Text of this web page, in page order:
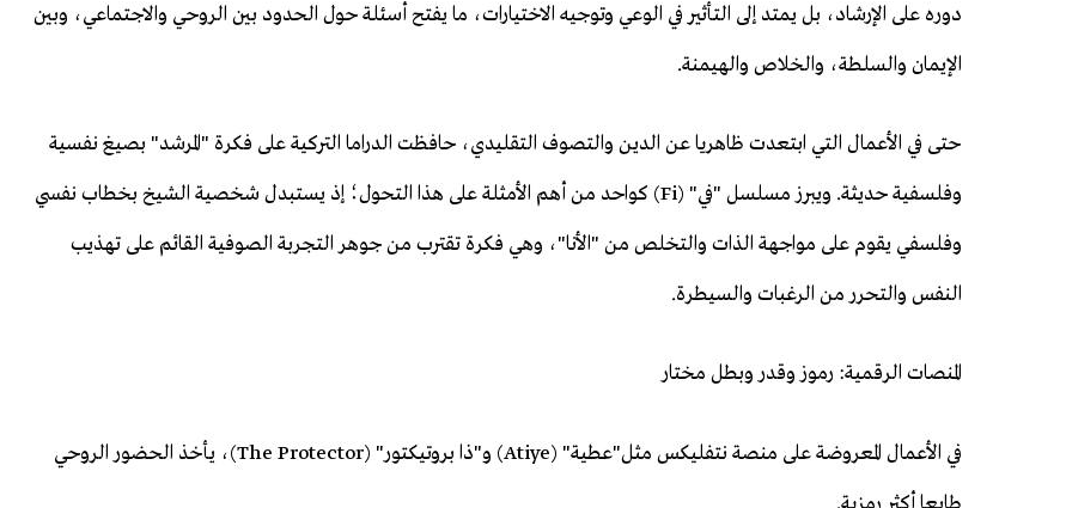
دوره على الإرشاد، بل يمتد إلى التأثير في الوعي وتوجيه الاختيارات، ما يفتح أسئلة حول الحدود بين الروحي والاجتماعي، وبين
الإيمان والسلطة، والخلاص والهيمنة.
حتى في الأعمال التي ابتعدت ظاهريا عن الدين والتصوف التقليدي، حافظت الدراما التركية على فكرة "المرشد" بصيغ نفسية
وفلسفية حديثة. ويبرز مسلسل "في" (Fi) كواحد من أهم الأمثلة على هذا التحول؛ إذ يستبدل شخصية الشيخ بخطاب نفسي
وفلسفي يقوم على مواجهة الذات والتخلص من "الأنا"، وهي فكرة تقترب من جوهر التجربة الصوفية القائم على تهذيب
النفس والتحرر من الرغبات والسيطرة.
المنصات الرقمية: رموز وقدر وبطل مختار
في الأعمال المعروضة على منصة نتفليكس مثل"عطية" (Atiye) و"ذا بروتيكتور" (The Protector)، يأخذ الحضور الروحي